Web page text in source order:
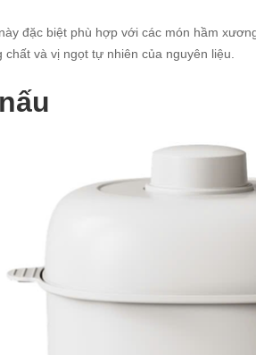
đặc biệt phù hợp với các món hầm
và vị ngọt tự nhiên của nguyên liệu.